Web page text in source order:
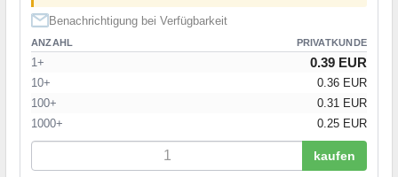
Benachrichtigung bei Verfügbarkeit
ANZAHL PRIVATKUNDE
1+ 0.39 EUR
10+
0.36 EUR
100+
0.31 EUR
1000+
0.25 EUR
kaufen